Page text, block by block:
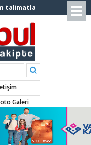
Galeri